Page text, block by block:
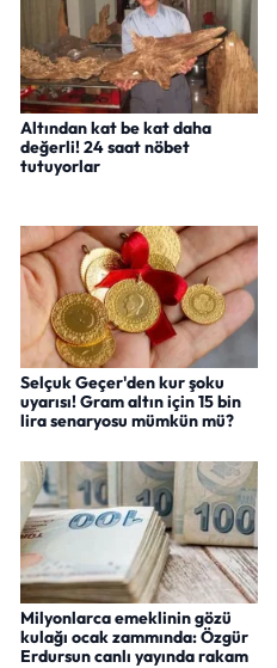
Altından kat be kat daha
değerli! 24 saat nöbet
tutuyorlar
Selçuk Geçer'den kur şoku
uyarısı! Gram altın için 15 bin
lira senaryosu mümkün mü?
Milyonlarca emeklinin gözü
kulağı ocak zammında: Özgür
Erdursun canlı yayında rakam